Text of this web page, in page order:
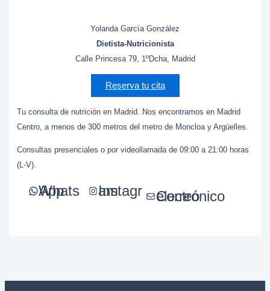
Yolanda García González
Dietista-Nutricionista
Calle Princesa 79, 1ºDcha, Madrid
Reserva tu cita
Tu consulta de nutrición en Madrid. Nos encontramos en Madrid
Centro, a menos de 300 metros del metro de Moncloa y Argüelles.
Consultas presenciales o por videollamada de 09:00 a 21:00 horas
(L-V).
WhatsApp Instagram Correo electrónico